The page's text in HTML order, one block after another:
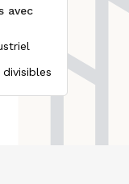
avec
divisibles